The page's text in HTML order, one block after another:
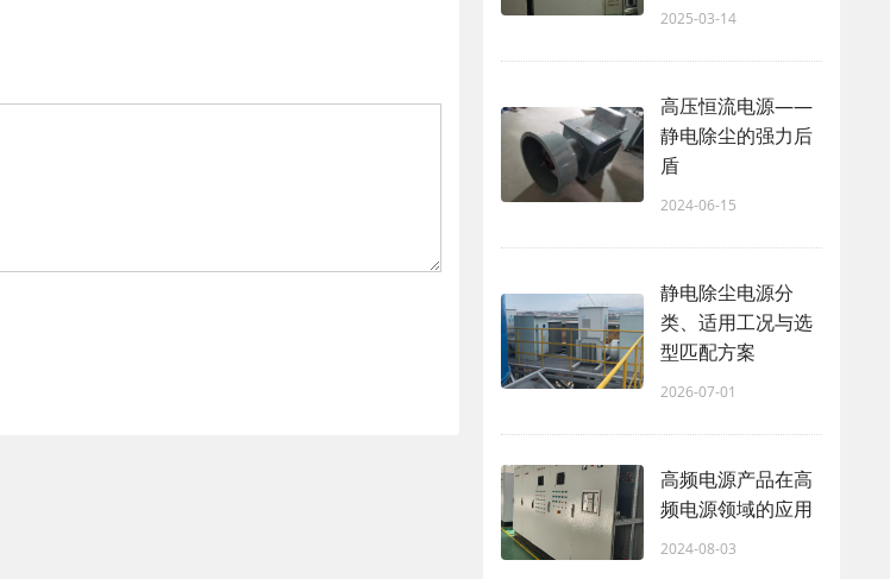
2025-03-14
高压恒流电源——
静电除尘的强力后
盾
2024-06-15
静电除尘电源分
类、适用工况与选
型匹配方案
2026-07-01
高频电源产品在高
频电源领域的应用
2024-08-03